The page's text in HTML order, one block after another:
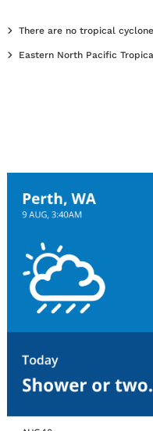
There are no tropical
Eastern North Pacific